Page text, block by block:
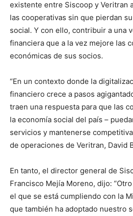
existente entre Siscoop y Veritran
las cooperativas sin que pierdan
social. Y con ello, contribuir a una
financiera que a la vez mejore las
económicas de sus socios.
“En un contexto donde la
financiero crece a pasos
traen una respuesta para que las
la economía social del país –
servicios y mantenerse
de operaciones de Veritran, David
En tanto, el director general de
Francisco Mejía Moreno, dijo:
el que se está cumpliendo con la
que también ha adoptado nuestro